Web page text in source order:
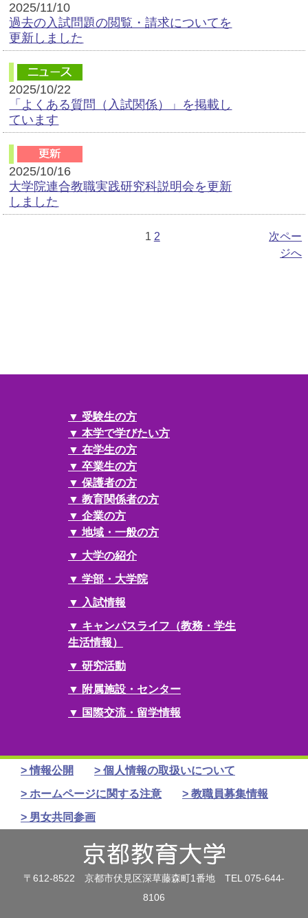
2025/11/10
過去の入試問題の閲覧・請求についてを
更新しました
2025/10/22
「よくある質問（入試関係）」を掲載し
ています
2025/10/16
大学院連合教職実践研究科説明会を更新
しました
1 2
次ペー
ジへ
受験生の方
本学で学びたい方
在学生の方
卒業生の方
保護者の方
教育関係者の方
企業の方
地域・一般の方
大学の紹介
学部・大学院
入試情報
キャンパスライフ（教務・学生
生活情報）
研究活動
附属施設・センター
国際交流・留学情報
情報公開
個人情報の取扱いについて
ホームページに関する注意
教職員募集情報
男女共同参画
〒612-8522 京都市伏見区深草藤森町1番地 TEL 075-644-
8106